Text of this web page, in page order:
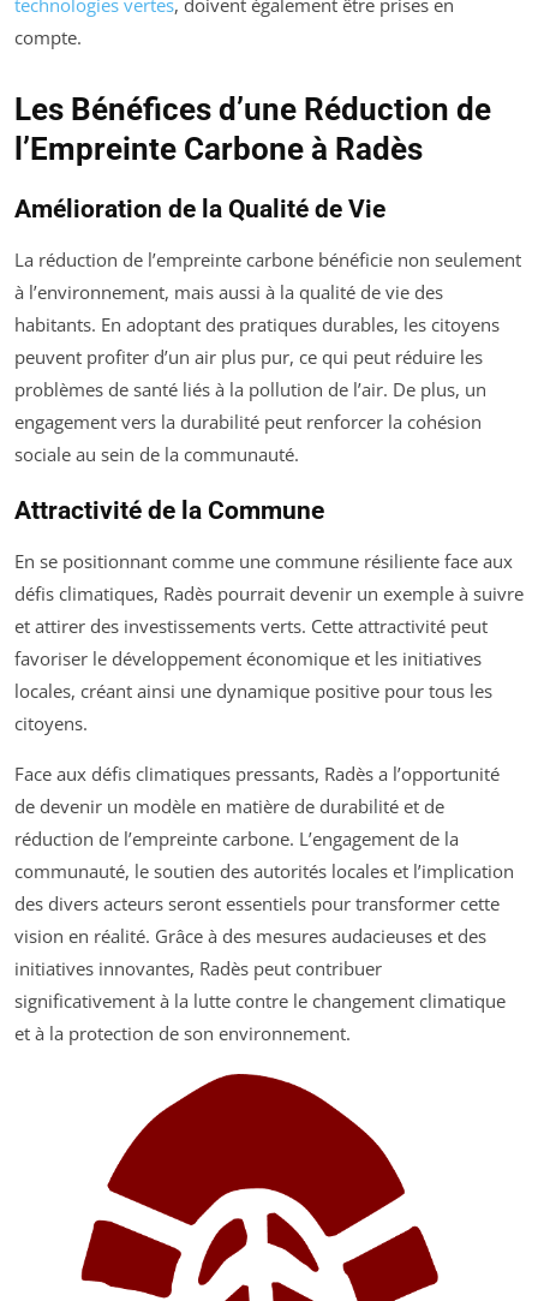
technologies vertes, doivent également être prises en
compte.
Les Bénéfices d’une Réduction de
l’Empreinte Carbone à Radès
Amélioration de la Qualité de Vie
La réduction de l’empreinte carbone bénéficie non seulement
à l’environnement, mais aussi à la qualité de vie des
habitants. En adoptant des pratiques durables, les citoyens
peuvent profiter d’un air plus pur, ce qui peut réduire les
problèmes de santé liés à la pollution de l’air. De plus, un
engagement vers la durabilité peut renforcer la cohésion
sociale au sein de la communauté.
Attractivité de la Commune
En se positionnant comme une commune résiliente face aux
défis climatiques, Radès pourrait devenir un exemple à suivre
et attirer des investissements verts. Cette attractivité peut
favoriser le développement économique et les initiatives
locales, créant ainsi une dynamique positive pour tous les
citoyens.
Face aux défis climatiques pressants, Radès a l’opportunité
de devenir un modèle en matière de durabilité et de
réduction de l’empreinte carbone. L’engagement de la
communauté, le soutien des autorités locales et l’implication
des divers acteurs seront essentiels pour transformer cette
vision en réalité. Grâce à des mesures audacieuses et des
initiatives innovantes, Radès peut contribuer
significativement à la lutte contre le changement climatique
et à la protection de son environnement.